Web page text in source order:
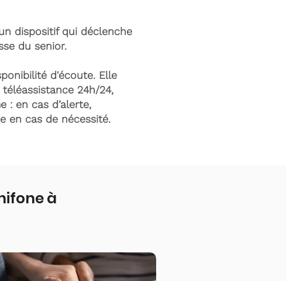
dispositif qui déclenche
du senior.
d'écoute. Elle
24h/24,
: en cas d’alerte,
en cas de nécessité.
à